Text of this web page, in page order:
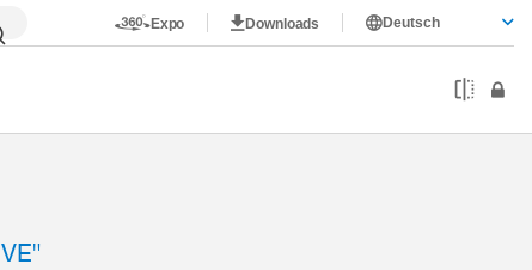
Expo Downloads Deutsch